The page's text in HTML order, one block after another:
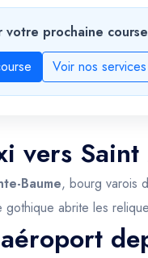
votre prochaine
Voir nos services
vers
Baume, bourg varois
gothique abrite les